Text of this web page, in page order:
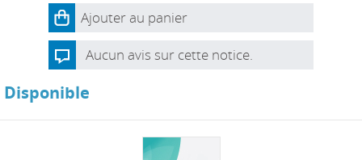
Ajouter au panier
Aucun avis sur cette notice.
Disponible